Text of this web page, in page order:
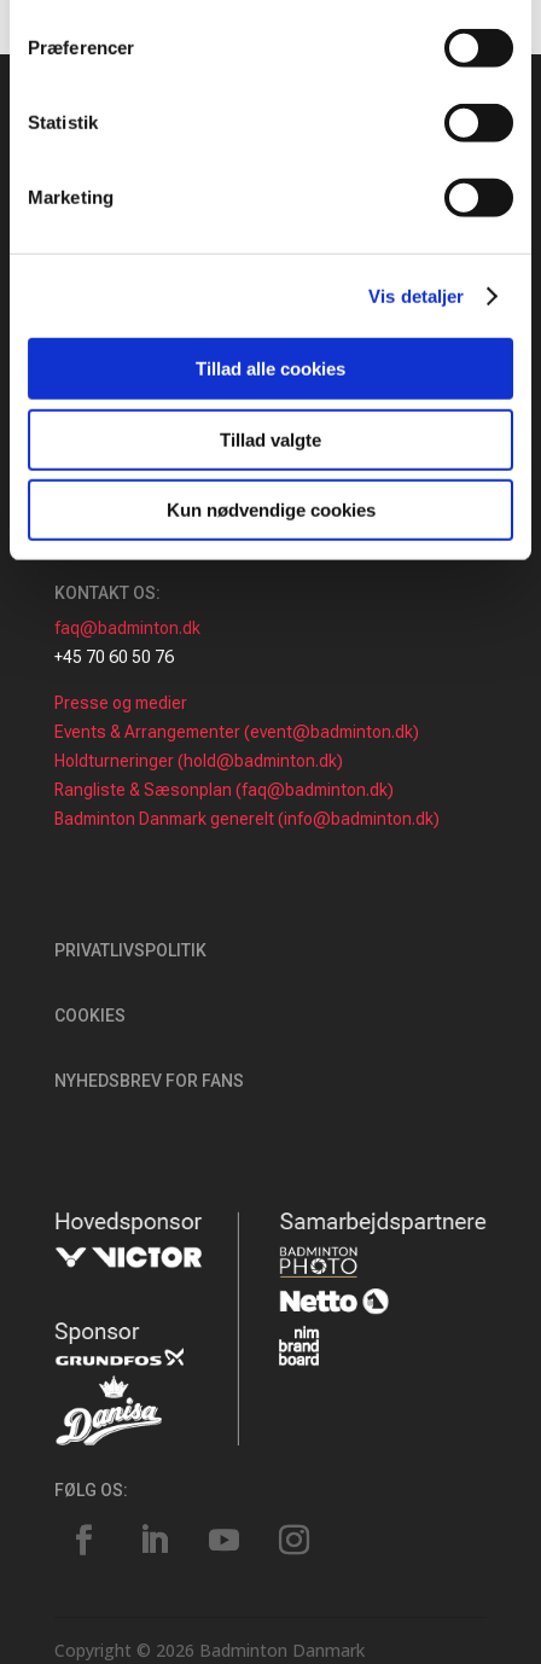
Præferencer
Statistik
Marketing
Vis detaljer
Tillad alle cookies
Tillad valgte
Kun nødvendige cookies
ADRESSE:
Mandag – Torsdag: 09:00 – 16:00
KONTAKT OS:
faq@badminton.dk
+45 70 60 50 76
Presse og medier
Events & Arrangementer (event@badminton.dk)
Holdturneringer (hold@badminton.dk)
Rangliste & Sæsonplan (faq@badminton.dk)
Badminton Danmark generelt (info@badminton.dk)
PRIVATLIVSPOLITIK
COOKIES
NYHEDSBREV FOR FANS
FØLG OS:
Copyright © 2026 Badminton Danmark